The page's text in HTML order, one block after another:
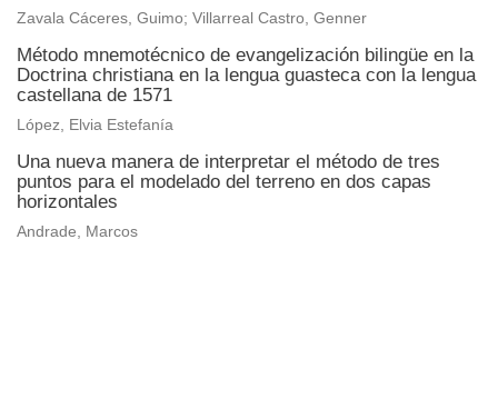
Zavala Cáceres, Guimo; Villarreal Castro, Genner
Método mnemotécnico de evangelización bilingüe en la
Doctrina christiana en la lengua guasteca con la lengua
castellana de 1571
López, Elvia Estefanía
Una nueva manera de interpretar el método de tres
puntos para el modelado del terreno en dos capas
horizontales
Andrade, Marcos